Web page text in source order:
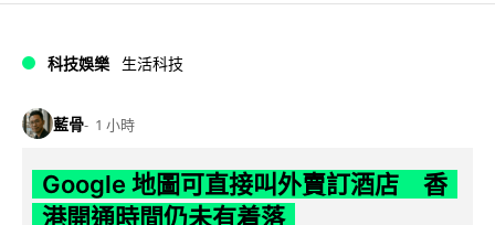
科技娛樂 生活科技
藍骨 1 小時
Google 地圖可直接叫外賣訂酒店 香
港開通時間仍未有着落